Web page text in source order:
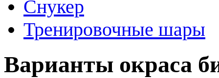
Снукер
Тренировочные шары
Варианты окраса